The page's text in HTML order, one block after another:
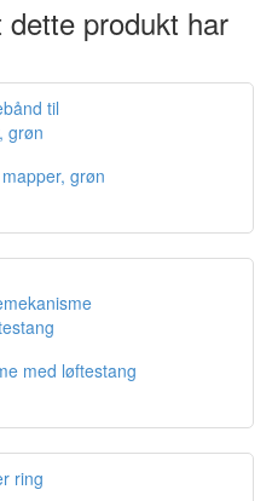
produkt har
grøn
med løftestang